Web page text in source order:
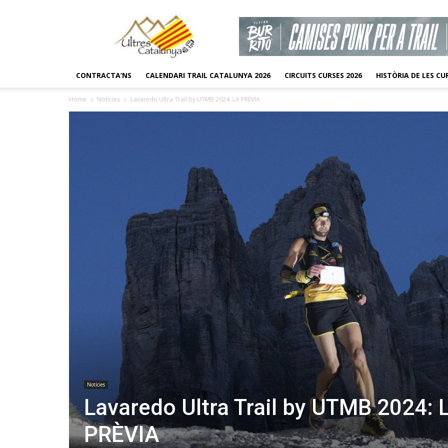
CONTRACTA’NS CALENDARI TRAIL CATALUNYA 2026 CIRCUITS CURSES 2026 HISTÒRIA DE LES
Home Notícies Lavaredo Ultra Trail by UTMB 2024: LA PRÈVIA
Notícies
Lavaredo Ultra Trail by UTMB 2024:
PRÈVIA